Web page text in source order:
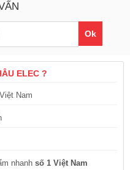
Ok
ELEC ?
Nam
nhanh số 1 Việt Nam